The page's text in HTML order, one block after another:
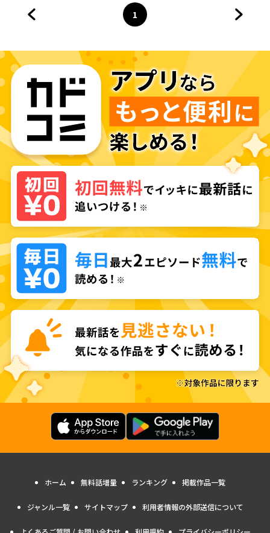
ページ
1
へ
ホーム 無料話増量 ランキング 掲載作品一覧
ジャンル一覧 サイトマップ 利用者情報の外部送信について